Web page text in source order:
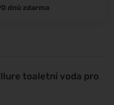
toaletní voda pro
dnů zdarma